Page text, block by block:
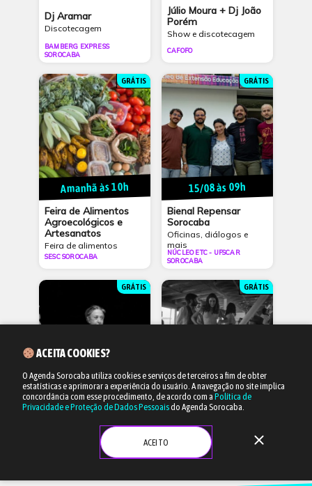
Dj Aramar
Discotecagem
BAMBERG EXPRESS
SOROCABA
Júlio Moura + Dj João
Porém
Show e discotecagem
CAFOFO
GRÁTIS
Amanhã às 10h
Feira de Alimentos
Agroecológicos e
Artesanatos
Feira de alimentos
SESC SOROCABA
GRÁTIS
15/08 às 09h
Bienal Repensar
Sorocaba
Oficinas, diálogos e
mais
NÚCLEO ETC - UFSCAR
SOROCABA
GRÁTIS
18/08 às 19h
”O Beijo no Asfalto”
GRÁTIS
25/08 às 19h
Oriente”
CineCafé
ACEITA COOKIES?
O Agenda Sorocaba utiliza cookies e serviços de terceiros a fim de obter
estatísticas e aprimorar a experiência do usuário. A navegação no site implica
concordância com esse procedimento, de acordo com a Política de
Privacidade e Proteção de Dados Pessoaisdo Agenda Sorocaba.
ACEITO close